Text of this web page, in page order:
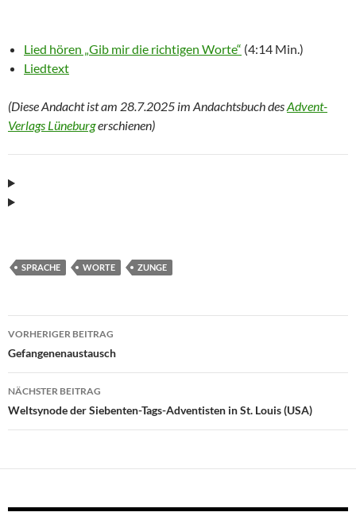
Lied hören „Gib mir die richtigen Worte“ (4:14 Min.)
Liedtext
(Diese Andacht ist am 28.7.2025 im Andachtsbuch desAdvent-
Verlags Lüneburgerschienen)
SPRACHE WORTE ZUNGE
Beitragsnavigation
VORHERIGER BEITRAG
Gefangenenaustausch
NÄCHSTER BEITRAG
Weltsynode der Siebenten-Tags-Adventisten in St. Louis (USA)